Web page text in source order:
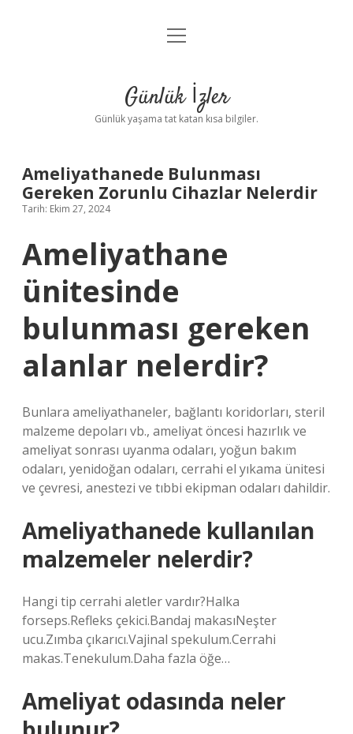
Anasayfa
Yasal Uyarı
menüyü
Günlük İzler
Günlük yaşama tat katan kısa bilgiler.
Ameliyathanede Bulunması
Gereken Zorunlu Cihazlar Nelerdir
Tarih: Ekim 27, 2024
Ameliyathane
ünitesinde
bulunması gereken
alanlar nelerdir?
Bunlara ameliyathaneler, bağlantı koridorları, steril
malzeme depoları vb., ameliyat öncesi hazırlık ve
ameliyat sonrası uyanma odaları, yoğun bakım
odaları, yenidoğan odaları, cerrahi el yıkama ünitesi
ve çevresi, anestezi ve tıbbi ekipman odaları dahildir.
Ameliyathanede kullanılan
malzemeler nelerdir?
Hangi tip cerrahi aletler vardır?Halka
forseps.Refleks çekici.Bandaj makasıNeşter
ucu.Zımba çıkarıcı.Vajinal spekulum.Cerrahi
makas.Tenekulum.Daha fazla öğe…
Ameliyat odasında neler